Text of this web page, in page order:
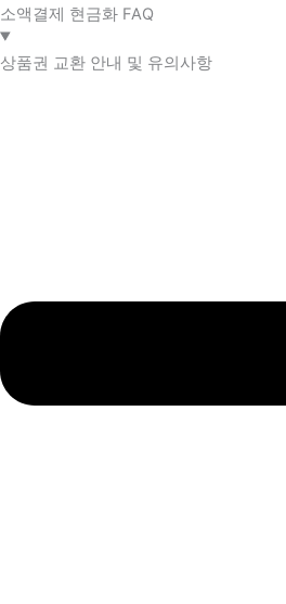
소액결제 현금화 FAQ​
상품권 교환 안내 및 유의사항